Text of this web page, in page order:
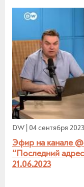
DW 04 сентября 2023
Эфир на канале
“Последний
21.06.2023